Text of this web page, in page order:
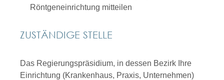
Röntgeneinrichtung mitteilen
ZUSTÄNDIGE STELLE
Das Regierungspräsidium, in dessen Bezirk Ihre
Einrichtung (Krankenhaus, Praxis, Unternehmen)